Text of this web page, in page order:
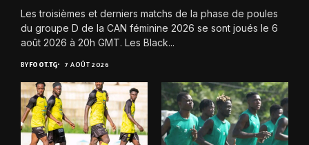
Les troisièmes et derniers matchs de la phase de poules
du groupe D de la CAN féminine 2026 se sont joués le 6
août 2026 à 20h GMT. Les Black...
BYFOOT.TG 7 AOÛT 2026